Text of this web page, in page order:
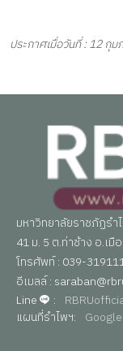
ประกาศเมื่อวันที่ : 12 กุ
มหาวิทยาลัยราชภัฏร
41 ม. 5 ต.ท่าช้าง อ.เ
โทรศัพท์ : 039-
อีเมลล์ :
Line
:
แผนที่รำไพฯ: